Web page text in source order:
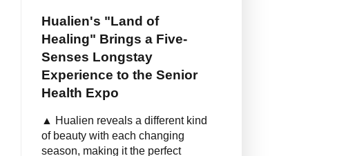
Hualien's "Land of
Healing" Brings a Five-
Senses Longstay
Experience to the Senior
Health Expo
▲ Hualien reveals a different kind
of beauty with each changing
season, making it the perfect